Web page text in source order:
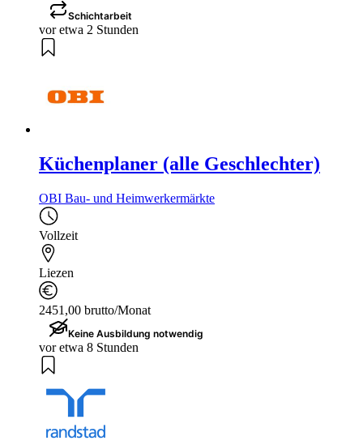
Schichtarbeit
vor etwa 2 Stunden
Küchenplaner (alle Geschlechter)
OBI Bau- und Heimwerkermärkte
Vollzeit
Liezen
2451,00 brutto/Monat
Keine Ausbildung notwendig
vor etwa 8 Stunden